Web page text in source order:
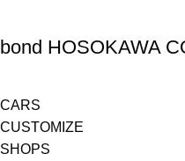
bond HOSOKAWA
CARS
CUSTOMIZE
SHOPS